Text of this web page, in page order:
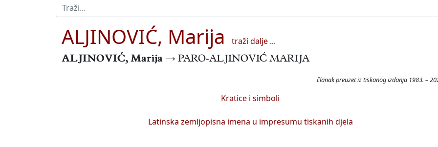
ALJINOVIĆ, Marija traži dalje ...
ALJINOVIĆ, Marija → PARO-ALJINOVIĆ MARIJA
članak preuzet iz tiskanog izdanja 1983. –
Kratice i simboli
Latinska zemljopisna imena u impresumu tiskanih djela